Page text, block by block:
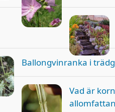
Ballongvinranka i
Vad är